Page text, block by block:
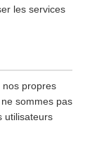
les services
nos propres
sommes pas
utilisateurs